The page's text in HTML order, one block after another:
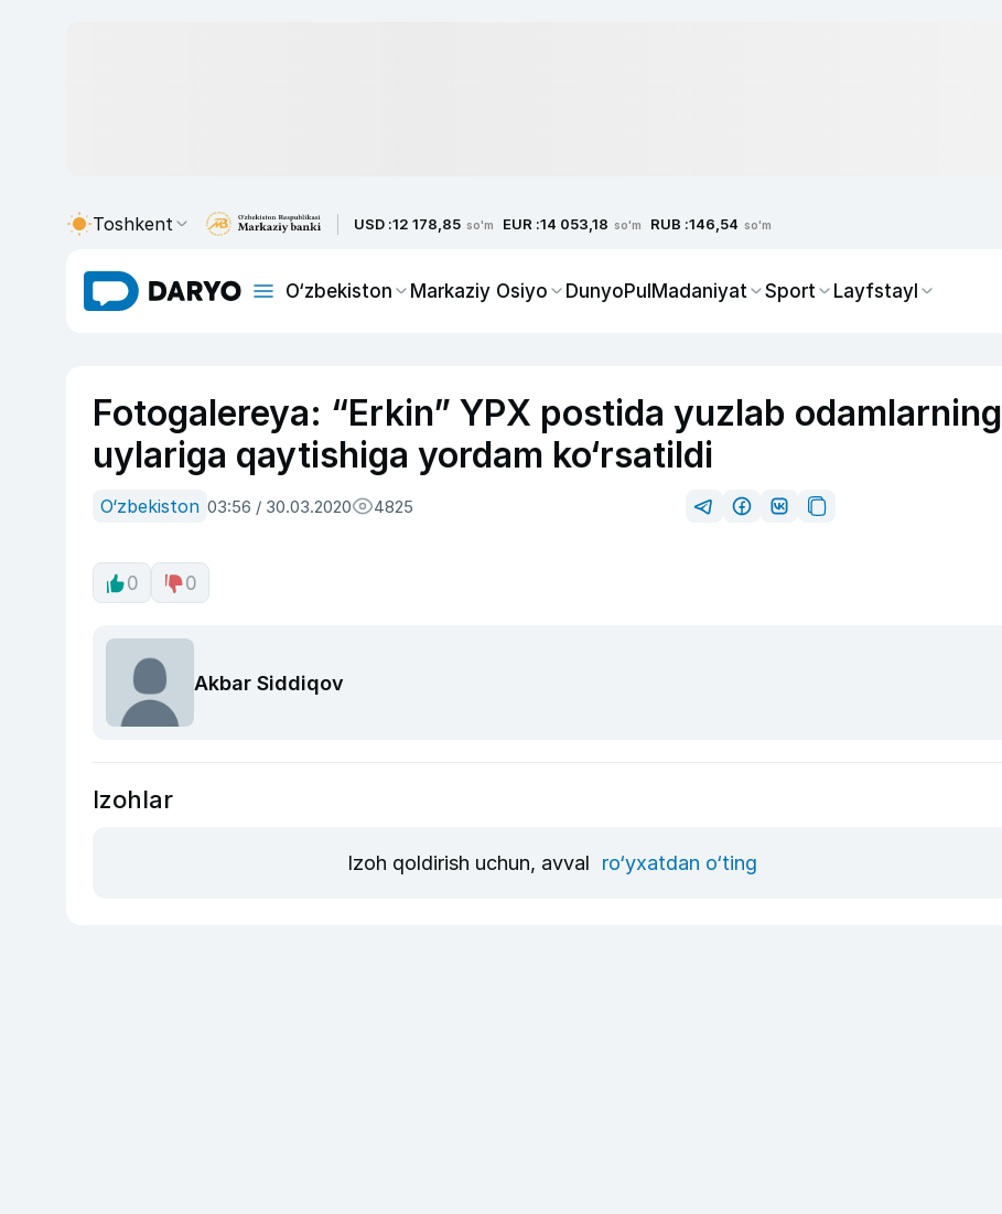
Toshkent USD :12 178,85 so'm EUR :14 053,18 so'm RUB :146,54 so'm
O‘zbekiston Markaziy Osiyo DunyoPulMadaniyat Sport Layfstayl
Fotogalereya: “Erkin” YPX postida yuzlab odamlarning
uylariga qaytishiga yordam ko‘rsatildi
O‘zbekiston 03:56 / 30.03.2020 4825
0 0
Akbar Siddiqov
Izohlar
Izoh qoldirish uchun, avval ro‘yxatdan o‘ting